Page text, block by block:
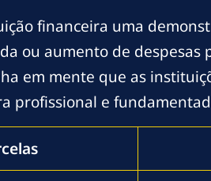
financeira uma
ou aumento de
em mente que as
profissional e